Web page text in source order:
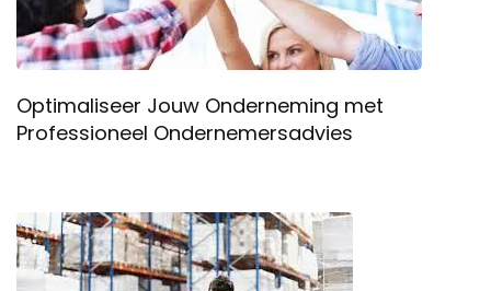
Optimaliseer Jouw Onderneming met
Professioneel Ondernemersadvies